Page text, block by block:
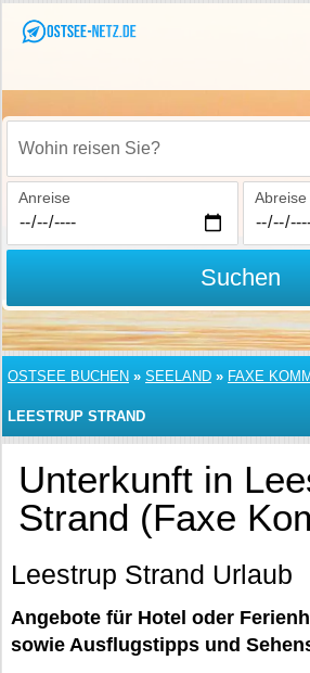
Wohin reisen Sie?
Anreise Abreise
Suchen
OSTSEE BUCHEN » SEELAND » FAXE
LEESTRUP STRAND
Unterkunft in
Strand (Faxe
Leestrup Strand Urlaub
Angebote für Hotel oder
sowie Ausflugstipps und